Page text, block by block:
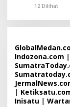
12 Dilihat
Indozona.com |
|
Inisatu |